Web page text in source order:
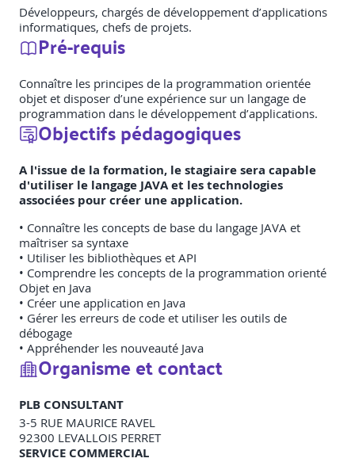
Développeurs, chargés de développement d’applications
informatiques, chefs de projets.
Pré-requis
Connaître les principes de la programmation orientée
objet et disposer d’une expérience sur un langage de
programmation dans le développement d’applications.
Objectifs pédagogiques
A l'issue de la formation, le stagiaire sera capable
d'utiliser le langage JAVA et les technologies
associées pour créer une application.
• Connaître les concepts de base du langage JAVA et
maîtriser sa syntaxe
• Utiliser les bibliothèques et API
• Comprendre les concepts de la programmation orienté
Objet en Java
• Créer une application en Java
• Gérer les erreurs de code et utiliser les outils de
débogage
• Appréhender les nouveauté Java
Organisme et contact
PLB CONSULTANT
3-5 RUE MAURICE RAVEL
92300 LEVALLOIS PERRET
SERVICE COMMERCIAL